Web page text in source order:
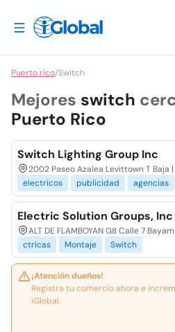
Puerto rico/Switch
Mejores switch
Puerto Rico
Switch Lighting Group Inc
2002 Paseo Azalea Levittown T Baja
electricos
publicidad agencias
Electric Solution Groups, Inc
ALT DE FLAMBOYAN G8 Calle 7
ctricas
Montaje Switch
¡Atención dueños!
Registra tu comercio ahora e
iGlobal.